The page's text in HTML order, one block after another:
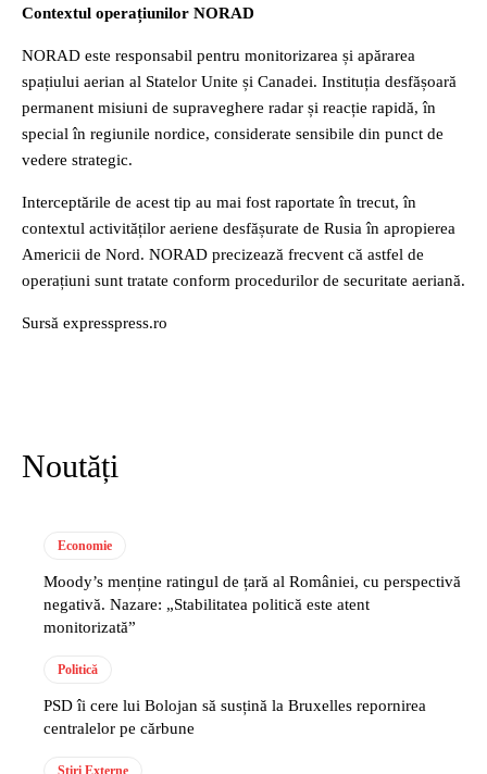
Contextul operațiunilor NORAD
NORAD este responsabil pentru monitorizarea și apărarea
spațiului aerian al Statelor Unite și Canadei. Instituția desfășoară
permanent misiuni de supraveghere radar și reacție rapidă, în
special în regiunile nordice, considerate sensibile din punct de
vedere strategic.
Interceptările de acest tip au mai fost raportate în trecut, în
contextul activităților aeriene desfășurate de Rusia în apropierea
Americii de Nord. NORAD precizează frecvent că astfel de
operațiuni sunt tratate conform procedurilor de securitate aeriană.
Sursă expresspress.ro
Noutăți
Economie
Moody’s menține ratingul de țară al României, cu perspectivă
negativă. Nazare: „Stabilitatea politică este atent
monitorizată”
Politică
PSD îi cere lui Bolojan să susțină la Bruxelles repornirea
centralelor pe cărbune
Stiri Externe